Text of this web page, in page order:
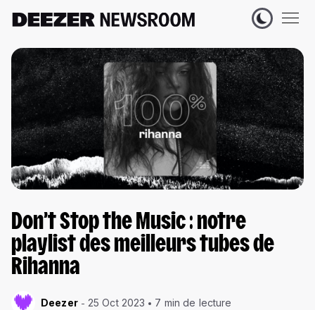
Don’t Stop the Music : notre
playlist des meilleurs tubes de
Rihanna
Deezer 25 Oct 2023 7 min de lecture